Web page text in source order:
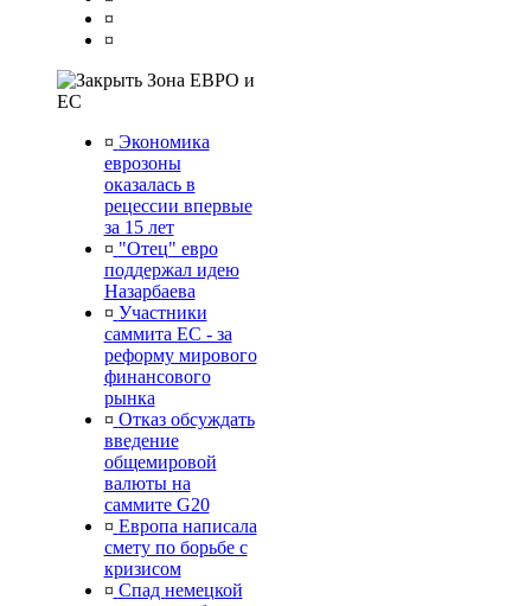
¤
¤
Зона ЕВРО и
ЕС
¤ Экономика
еврозоны
оказалась в
рецессии впервые
за 15 лет
¤ "Отец" евро
поддержал идею
Назарбаева
¤ Участники
саммита ЕС - за
реформу мирового
финансового
рынка
¤ Отказ обсуждать
введение
общемировой
валюты на
саммите G20
¤ Европа написала
смету по борьбе с
кризисом
¤ Спад немецкой